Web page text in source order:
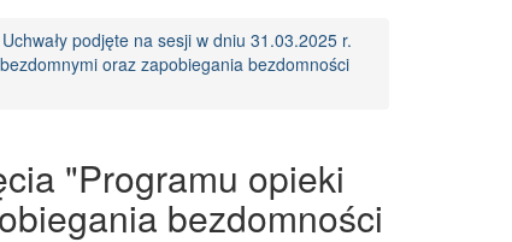
Uchwały podjęte na sesji w dniu 31.03.2025 r.
oraz zapobiegania bezdomności
"Programu opieki
bezdomności